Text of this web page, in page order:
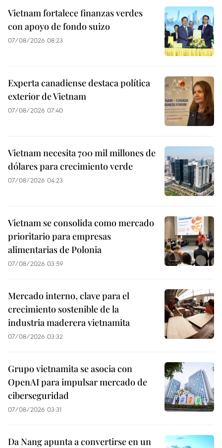
Vietnam fortalece finanzas verdes
con apoyo de fondo suizo
07/08/2026 08:23
Experta canadiense destaca política
exterior de Vietnam
07/08/2026 07:40
Vietnam necesita 700 mil millones de
dólares para crecimiento verde
07/08/2026 04:23
Vietnam se consolida como mercado
prioritario para empresas
alimentarias de Polonia
07/08/2026 03:59
Mercado interno, clave para el
crecimiento sostenible de la
industria maderera vietnamita
07/08/2026 03:32
Grupo vietnamita se asocia con
OpenAI para impulsar mercado de
ciberseguridad
07/08/2026 03:31
Da Nang apunta a convertirse en un